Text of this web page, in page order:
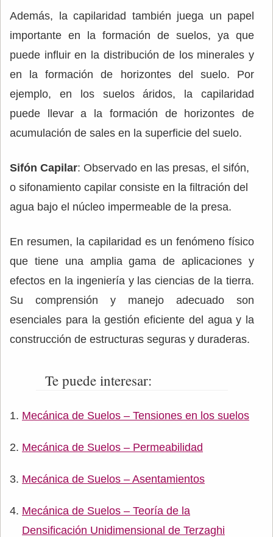
Además, la capilaridad también juega un papel
importante en la formación de suelos, ya que
puede influir en la distribución de los minerales y
en la formación de horizontes del suelo. Por
ejemplo, en los suelos áridos, la capilaridad
puede llevar a la formación de horizontes de
acumulación de sales en la superficie del suelo.
Sifón Capilar: Observado en las presas, el sifón,
o sifonamiento capilar consiste en la filtración del
agua bajo el núcleo impermeable de la presa.
En resumen, la capilaridad es un fenómeno físico
que tiene una amplia gama de aplicaciones y
efectos en la ingeniería y las ciencias de la tierra.
Su comprensión y manejo adecuado son
esenciales para la gestión eficiente del agua y la
construcción de estructuras seguras y duraderas.
Te puede interesar:
Mecánica de Suelos – Tensiones en los suelos
Mecánica de Suelos – Permeabilidad
Mecánica de Suelos – Asentamientos
Mecánica de Suelos – Teoría de la
Densificación Unidimensional de Terzaghi